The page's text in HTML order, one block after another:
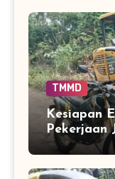
TMMD
Kesiapan
Pekerjaan
Berjalan